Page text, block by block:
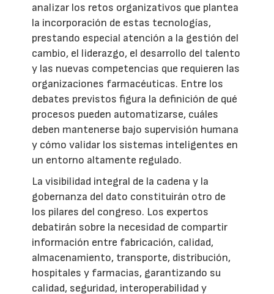
analizar los retos organizativos que plantea
la incorporación de estas tecnologías,
prestando especial atención a la gestión del
cambio, el liderazgo, el desarrollo del talento
y las nuevas competencias que requieren las
organizaciones farmacéuticas. Entre los
debates previstos figura la definición de qué
procesos pueden automatizarse, cuáles
deben mantenerse bajo supervisión humana
y cómo validar los sistemas inteligentes en
un entorno altamente regulado.
La visibilidad integral de la cadena y la
gobernanza del dato constituirán otro de
los pilares del congreso. Los expertos
debatirán sobre la necesidad de compartir
información entre fabricación, calidad,
almacenamiento, transporte, distribución,
hospitales y farmacias, garantizando su
calidad, seguridad, interoperabilidad y